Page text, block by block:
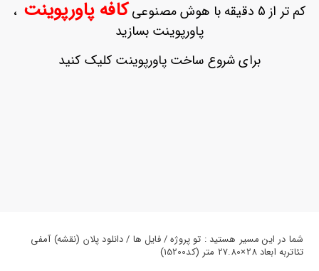
ثبت
بازیابی
کم تر از 5 دقیقه با هوش مصنوعی کافه پاورپوینت ،
پاورپوینت بسازید
برای شروع ساخت پاورپوینت کلیک کنید
شما در این مسیر هستید : تو پروژه / فایل ها / دانلود پلان (نقشه) آمفی
تئاتربه ابعاد 28×27.80 متر (کد15200)